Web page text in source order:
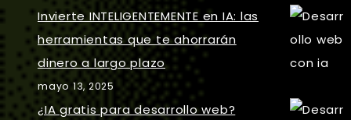
Invierte INTELIGENTEMENTE en IA: las
herramientas que te ahorrarán
dinero a largo plazo
mayo 13, 2025
¿IA gratis para desarrollo web?